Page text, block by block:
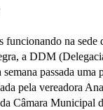
funcionando na sede
a DDM
passada uma
pela vereadora
Câmara Municipal